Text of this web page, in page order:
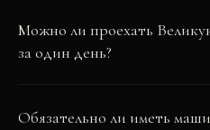
Можно ли проехать
за один день?
Обязательно ли иметь